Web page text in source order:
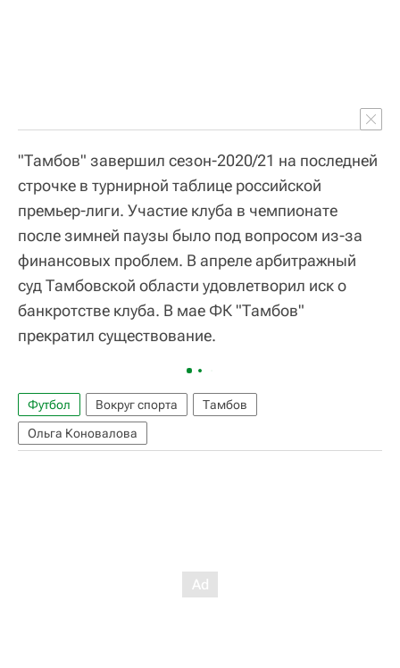
"Тамбов" завершил сезон-2020/21 на последней
строчке в турнирной таблице российской
премьер-лиги. Участие клуба в чемпионате
после зимней паузы было под вопросом из-за
финансовых проблем. В апреле арбитражный
суд Тамбовской области удовлетворил иск о
банкротстве клуба. В мае ФК "Тамбов"
прекратил существование.
Футбол Вокруг спорта
Тамбов
Ольга Коновалова